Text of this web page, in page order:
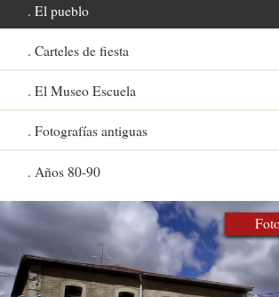
El pueblo
Carteles de fiesta
El Museo Escuela
Fotografías antiguas
Años 80-90